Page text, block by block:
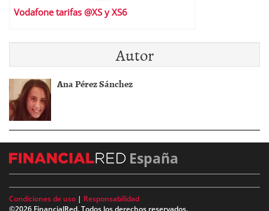
Vodafone tarifas @XS y XS6
Autor
Ana Pérez Sánchez
España
Condiciones de uso | Responsabilidad